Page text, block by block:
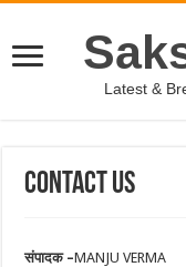
Latest &
Contact Us
संपादक –MANJU VERMA